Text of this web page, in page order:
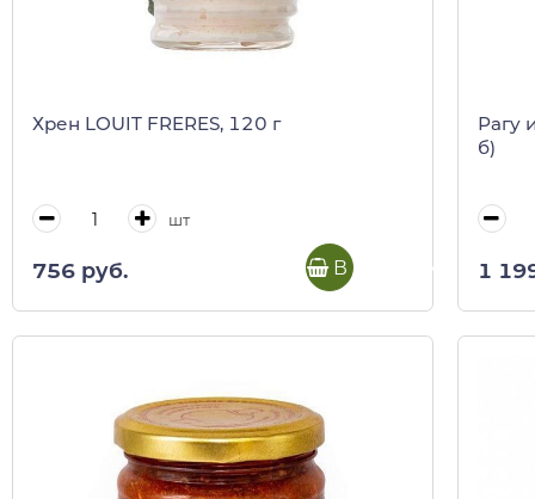
Хрен LOUIT FRERES, 120 г
шт
756 руб. В корзину
Рагу
б)
1